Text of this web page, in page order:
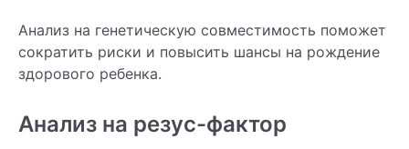
Анализ на генетическую совместимость поможет
сократить риски и повысить шансы на рождение
здорового ребенка.
Анализ на резус-фактор